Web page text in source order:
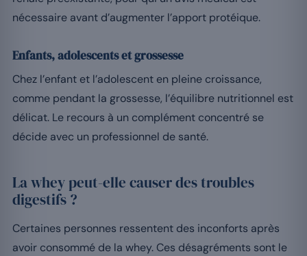
nécessaire avant d’augmenter l’apport protéique.
Enfants, adolescents et grossesse
Chez l’enfant et l’adolescent en pleine croissance,
comme pendant la grossesse, l’équilibre nutritionnel est
délicat. Le recours à un complément concentré se
décide avec un professionnel de santé.
La whey peut-elle causer des troubles
digestifs ?
Certaines personnes ressentent des inconforts après
avoir consommé de la whey. Ces désagréments sont le